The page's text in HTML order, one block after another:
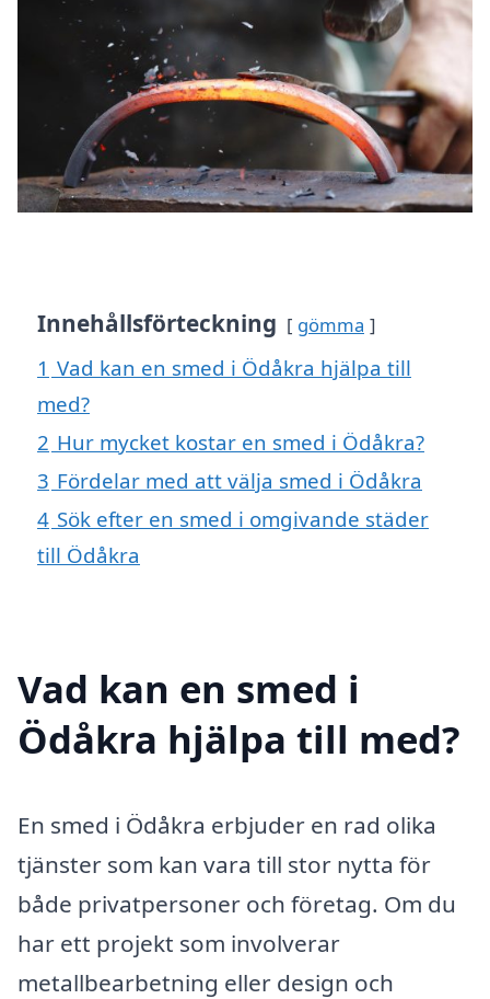
Innehållsförteckning gömma
1 Vad kan en smed i Ödåkra hjälpa till
med?
2 Hur mycket kostar en smed i Ödåkra?
3 Fördelar med att välja smed i Ödåkra
4 Sök efter en smed i omgivande städer
till Ödåkra
Vad kan en smed i
Ödåkra hjälpa till med?
En smed i Ödåkra erbjuder en rad olika
tjänster som kan vara till stor nytta för
både privatpersoner och företag. Om du
har ett projekt som involverar
metallbearbetning eller design och